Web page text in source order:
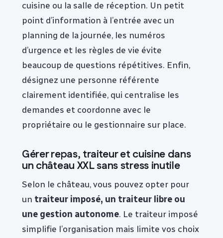
cuisine ou la salle de réception. Un petit
point d’information à l’entrée avec un
planning de la journée, les numéros
d’urgence et les règles de vie évite
beaucoup de questions répétitives. Enfin,
désignez une personne référente
clairement identifiée, qui centralise les
demandes et coordonne avec le
propriétaire ou le gestionnaire sur place.
Gérer repas, traiteur et cuisine dans
un château XXL sans stress inutile
Selon le château, vous pouvez opter pour
un traiteur imposé, un traiteur libre ou
une gestion autonome. Le traiteur imposé
simplifie l’organisation mais limite vos choix